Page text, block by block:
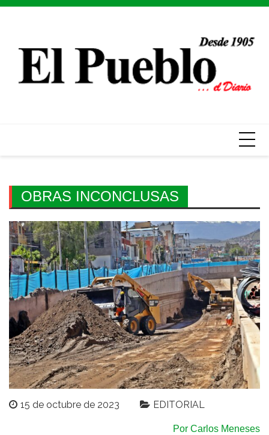
Skip
OBRAS INCONCLUSAS
15 de octubre de 2023 EDITORIAL
Por Carlos Meneses